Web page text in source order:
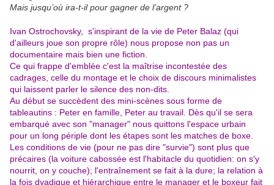
Mais jusqu’où ira-t-il pour gagner de l’argent ?
Ivan Ostrochovsky, s'inspirant de la vie de Peter Balaz (qui
d'ailleurs joue son propre rôle) nous propose non pas un
documentaire mais bien une fiction.
Ce qui frappe d'emblée c'est la maîtrise incontestée des
cadrages, celle du montage et le choix de discours minimalistes
qui laissent parler le silence des non-dits.
Au début se succèdent des mini-scènes sous forme de
tableautins : Peter en famille, Peter au travail. Dès qu'il se sera
embarqué avec son "manager" nous quittons l'espace urbain
pour un long périple dont les étapes sont les matches de boxe.
Les conditions de vie (pour ne pas dire "survie") sont plus que
précaires (la voiture cabossée est l'habitacle du quotidien: on s'y
nourrit, on y couche); l'entraînement se fait à la dure; la relation à
la fois dyadique et hiérarchique entre le manager et le boxeur fait